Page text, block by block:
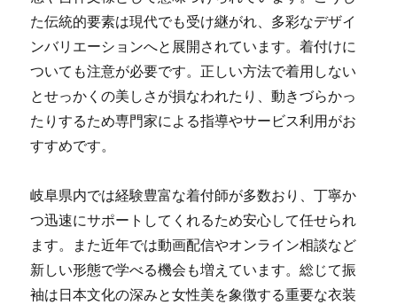
た伝統的要素は現代でも受け継がれ、多彩なデザイ
ンバリエーションへと展開されています。着付けに
ついても注意が必要です。正しい方法で着用しない
とせっかくの美しさが損なわれたり、動きづらかっ
たりするため専門家による指導やサービス利用がお
すすめです。
岐阜県内では経験豊富な着付師が多数おり、丁寧か
つ迅速にサポートしてくれるため安心して任せられ
ます。また近年では動画配信やオンライン相談など
新しい形態で学べる機会も増えています。総じて振
袖は日本文化の深みと女性美を象徴する重要な衣装